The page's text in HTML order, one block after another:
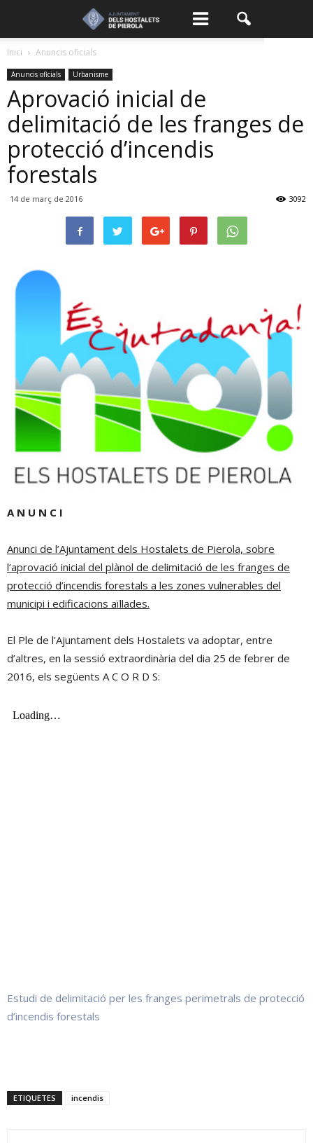
Inici Anuncis oficials
Anuncis oficials Urbanisme
Aprovació inicial de
delimitació de les franges de
protecció d’incendis
forestals
14 de març de 2016 3092
A N U N C I
Anunci de l’Ajuntament dels Hostalets de Pierola, sobre
l’aprovació inicial del plànol de delimitació de les franges de
protecció d’incendis forestals a les zones vulnerables del
municipi i edificacions aïllades.
El Ple de l’Ajuntament dels Hostalets va adoptar, entre
d’altres, en la sessió extraordinària del dia 25 de febrer de
2016, els següents A C O R D S:
Estudi de delimitació per les franges perimetrals de protecció
d’incendis forestals
ETIQUETES incendis